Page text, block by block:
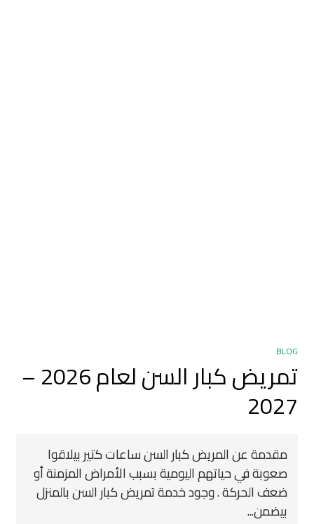
BLOG
تمريض كبار السن لعام 2026 –
2027
مقدمة عن المريض كبار السن ساعات كتير بيلاقوا
صعوبة في حياتهم اليومية بسبب الأمراض المزمنة أو
ضعف الحركة . وجود خدمة تمريض كبار السن بالمنزل
بيضمن...